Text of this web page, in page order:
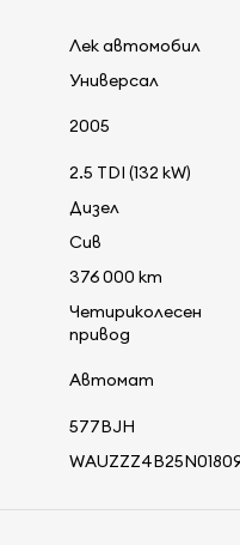
Лек автомобил
Универсал
2005
2.5 TDI (132 kW)
Дизел
Сив
376 000 km
Четириколесен
привод
Автомат
577BJH